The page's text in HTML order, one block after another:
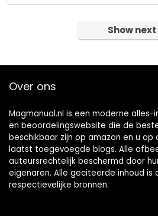
Show next
Over ons
Magmanual.nl is een moderne alles-
en beoordelingswebsite die de
beschikbaar zijn op amazon en u
laatst toegevoegde blogs. Alle
auteursrechtelijk beschermd door
eigenaren. Alle geciteerde inhoud is
respectievelijke bronnen.